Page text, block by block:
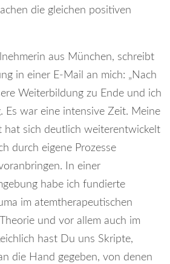
die gleichen positiven
aus München, schreibt
in einer E-Mail an mich: „Nach
Weiterbildung zu Ende und ich
Es war eine intensive Zeit. Meine
hat sich deutlich weiterentwickelt
durch eigene Prozesse
In einer
habe ich fundierte
im atemtherapeutischen
und vor allem auch im
hast Du uns Skripte,
die Hand gegeben, von denen